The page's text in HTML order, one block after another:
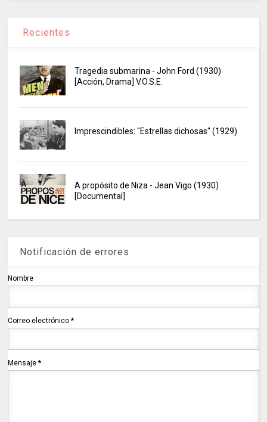
Recientes
Tragedia submarina - John Ford (1930)
[Acción, Drama] V.O.S.E.
Imprescindibles: "Estrellas dichosas" (1929)
A propósito de Niza - Jean Vigo (1930)
[Documental]
Notificación de errores
Nombre
Correo electrónico*
Mensaje*